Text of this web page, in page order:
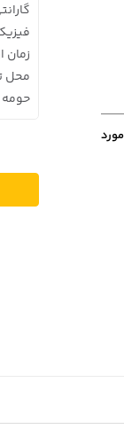
زمان
محل
حومه